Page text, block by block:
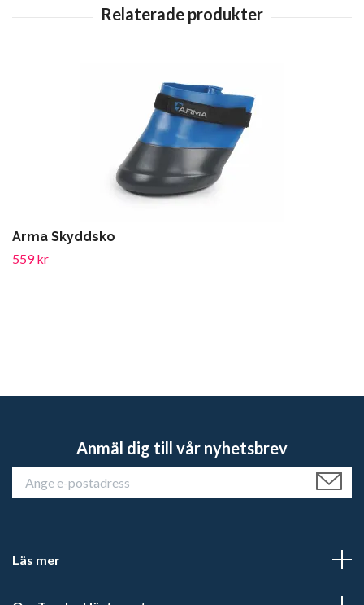
Arma Skyddsko
559 kr
Anmäl dig till vår nyhetsbrev
Läs mer